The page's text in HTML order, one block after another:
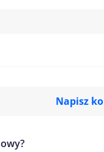
Napisz